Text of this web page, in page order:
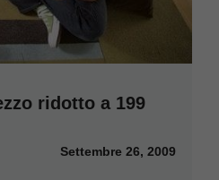
ridotto a 199
Settembre 26, 2009